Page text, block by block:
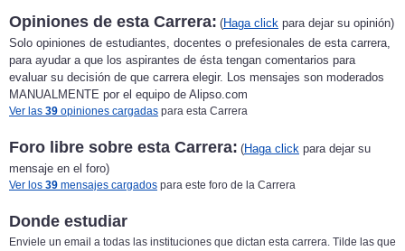
Opiniones de esta Carrera: (Haga click para dejar su opinión)
Solo opiniones de estudiantes, docentes o prefesionales de esta carrera,
para ayudar a que los aspirantes de ésta tengan comentarios para
evaluar su decisión de que carrera elegir. Los mensajes son moderados
MANUALMENTE por el equipo de Alipso.com
Ver las 39 opiniones cargadas para esta Carrera
Foro libre sobre esta Carrera: (Haga click para dejar su
mensaje en el foro)
Ver los 39 mensajes cargados para este foro de la Carrera
Donde estudiar
Enviele un email a todas las instituciones que dictan esta carrera. Tilde las que